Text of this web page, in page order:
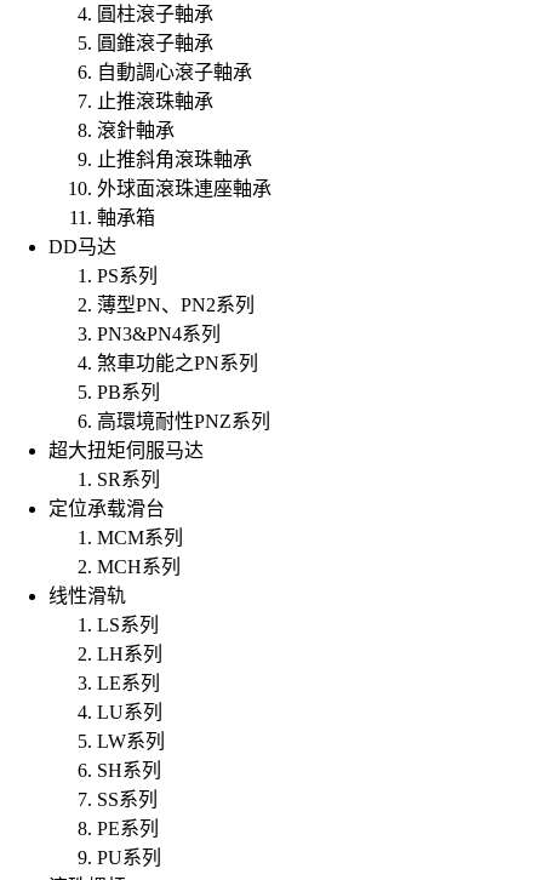
圓柱滾子軸承
圓錐滾子軸承
自動調心滾子軸承
止推滾珠軸承
滾針軸承
止推斜角滾珠軸承
外球面滾珠連座軸承
軸承箱
DD马达
PS系列
薄型PN、PN2系列
PN3&PN4系列
煞車功能之PN系列
PB系列
高環境耐性PNZ系列
超大扭矩伺服马达
SR系列
定位承载滑台
MCM系列
MCH系列
线性滑轨
LS系列
LH系列
LE系列
LU系列
LW系列
SH系列
SS系列
PE系列
PU系列